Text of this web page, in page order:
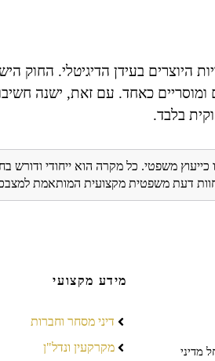
היוצרים בעידן הדיגיטלי. החוק
ומוסריים כאחד. עם זאת, ישנה
בלבד.
כייעוץ משפטי. כל מקרה הוא ייחודי ודורש
חוות דעת משפטית מקצועית המותאמת
מדיני
מידע מקצועי
דיני מסחר וחברות
מקרקעין ונדל"ן